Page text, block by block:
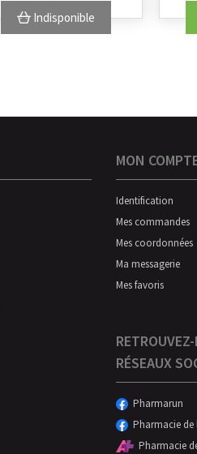
Indisponible
MON
Identification
Mes commandes
Mes coordonnées
Ma messagerie
Mes favoris
RÉSEAUX
Pharmarun
Pharmacie de
Pharmacie